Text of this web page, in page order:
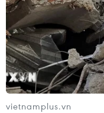
06/08/2026 13:42
Anh thúc đẩy sử
phẫu thuật nội soi
03/08/2026 10:34
vietnamplus.vn